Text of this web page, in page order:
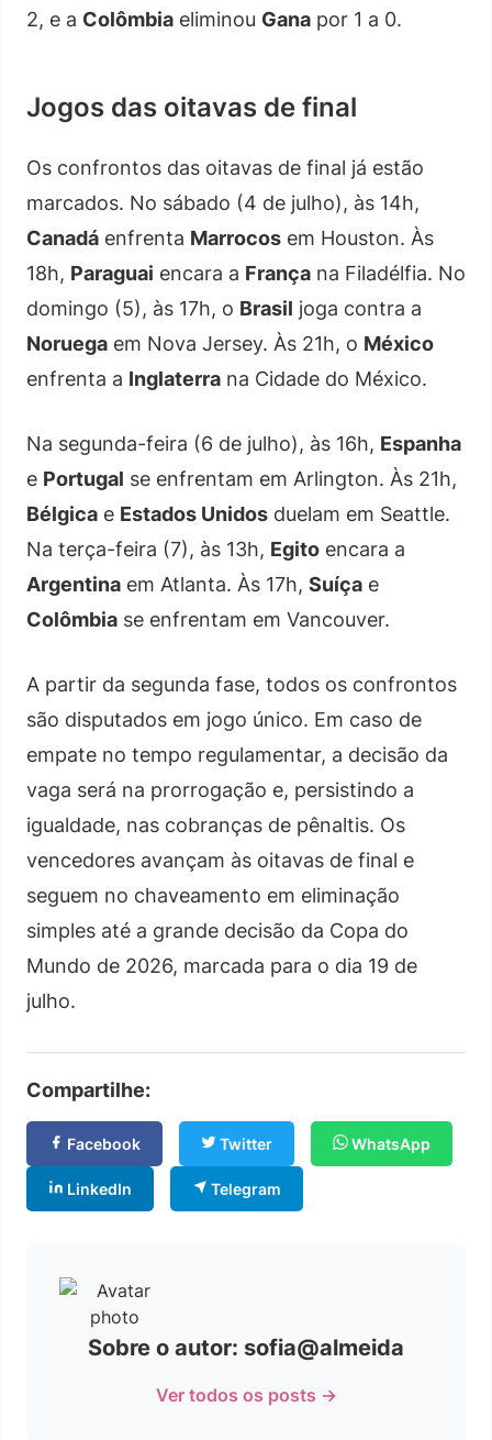
2, e a Colômbia eliminou Gana por 1 a 0.
Jogos das oitavas de final
Os confrontos das oitavas de final já estão
marcados. No sábado (4 de julho), às 14h,
Canadá enfrenta Marrocos em Houston. Às
18h, Paraguai encara a França na Filadélfia. No
domingo (5), às 17h, o Brasil joga contra a
Noruega em Nova Jersey. Às 21h, o México
enfrenta a Inglaterra na Cidade do México.
Na segunda-feira (6 de julho), às 16h, Espanha
e Portugal se enfrentam em Arlington. Às 21h,
Bélgica e Estados Unidos duelam em Seattle.
Na terça-feira (7), às 13h, Egito encara a
Argentina em Atlanta. Às 17h, Suíça e
Colômbia se enfrentam em Vancouver.
A partir da segunda fase, todos os confrontos
são disputados em jogo único. Em caso de
empate no tempo regulamentar, a decisão da
vaga será na prorrogação e, persistindo a
igualdade, nas cobranças de pênaltis. Os
vencedores avançam às oitavas de final e
seguem no chaveamento em eliminação
simples até a grande decisão da Copa do
Mundo de 2026, marcada para o dia 19 de
julho.
Compartilhe:
Facebook Twitter WhatsApp
LinkedIn Telegram
Sobre o autor: sofia@almeida
Ver todos os posts →